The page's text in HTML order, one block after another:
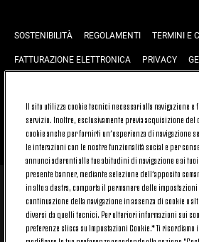
SOSTENIBILITÀ REGOLAMENTI TERMINI E
FATTURAZIONE ELETTRONICA PRIVACY
TORNA SU
© 2026 Juventus Football Club S.p.A.
Juventus Football Club S.p.A. Via Druento,
CONTACT CENTER (+39) 011.45.30.486. Il
venerdì (9-20) e il sabato (9-15), festivi
Il sito utilizza cookie tecnici necessari alla navigazione e
servizio. Inoltre, esclusivamente previa acquisizione del
cookie anche per fornirti un’esperienza di navigazione
le interazioni con le nostre funzionalità social e per
annunci aderenti alle tue abitudini di navigazione e ai
presente banner, mediante selezione dell’apposito
in alto a destra, comporta il permanere delle
continuazione della navigazione in assenza di cookie o
diversi da quelli tecnici. Per ulteriori informazioni sui
preferenze clicca su Impostazioni Cookie.* Ti ricordiamo